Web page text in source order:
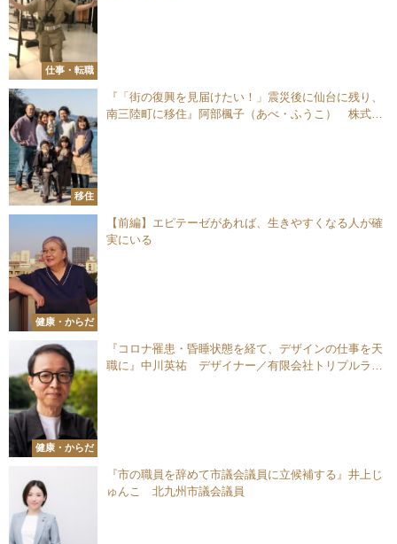
仕事・転職
移住
『「街の復興を見届けたい！」震災後に仙台に残り、
南三陸町に移住』阿部楓子（あべ・ふうこ） 株式会
健康・からだ
【前編】エピテーゼがあれば、生きやすくなる人が確
実にいる
健康・からだ
『コロナ罹患・昏睡状態を経て、デザインの仕事を天
職に』中川英祐 デザイナー／有限会社トリプルライ
『市の職員を辞めて市議会議員に立候補する』井上じ
ゅんこ 北九州市議会議員